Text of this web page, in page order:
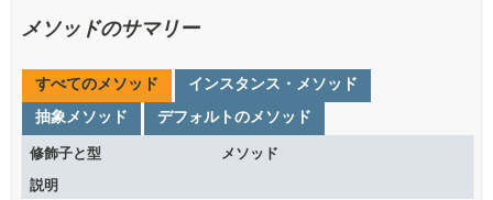
メソッドのサマリー
すべてのメソッド
インスタンス・メソッド
抽象メソッド
デフォルトのメソッド
修飾子と型
メソッド
説明